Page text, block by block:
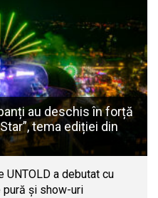
au deschis în forță
tema ediției din
a debutat cu
și show-uri